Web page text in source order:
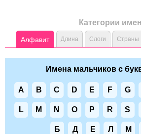
Категории имен
Алфавит Длина Слоги Страны
Имена мальчиков с
A B C D E F G
L M N O P R S
Б Д Е Л М